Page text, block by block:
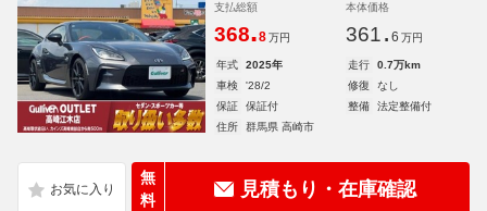
支払総額
368.8 万円
本体価格
361. 6 万円
年式 2025年 走行
0.7万km
車検
'28/2 修復
なし
保証
保証付 整備
法定整備付
住所
群馬県 高崎市
無
料
見積もり・在庫確認